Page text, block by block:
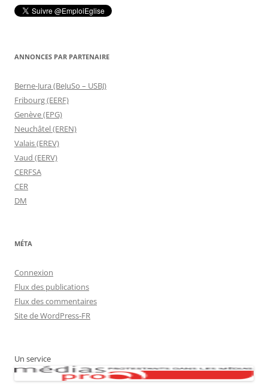
ANNONCES PAR PARTENAIRE
Berne-Jura (BeJuSo – USBJ)
Fribourg (EERF)
Genève (EPG)
Neuchâtel (EREN)
Valais (EREV)
Vaud (EERV)
CERFSA
CER
DM
MÉTA
Connexion
Flux des publications
Flux des commentaires
Site de WordPress-FR
Un service